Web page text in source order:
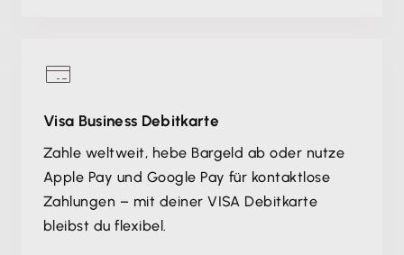
Visa Business Debitkarte
Zahle weltweit, hebe Bargeld ab oder nutze
Apple Pay und Google Pay für kontaktlose
Zahlungen – mit deiner VISA Debitkarte
bleibst du flexibel.